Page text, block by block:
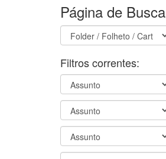
Página de Busca
Filtros correntes: